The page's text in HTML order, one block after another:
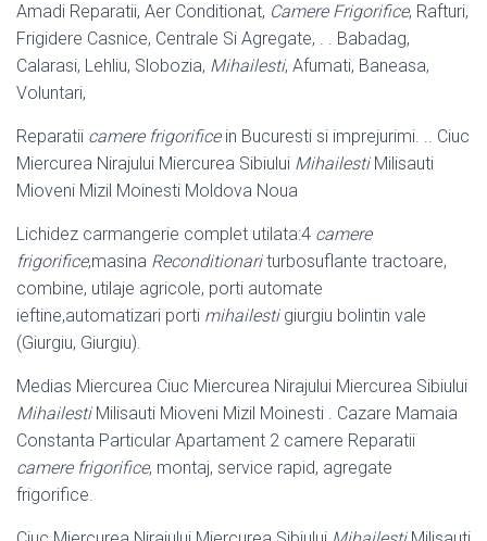
Amadi Reparatii, Aer Conditionat, Camere Frigorifice, Rafturi,
Frigidere Casnice, Centrale Si Agregate, . . Babadag,
Calarasi, Lehliu, Slobozia, Mihailesti, Afumati, Baneasa,
Voluntari,
Reparatii camere frigorificein Bucuresti si imprejurimi. .. Ciuc
Miercurea Nirajului Miercurea Sibiului MihailestiMilisauti
Mioveni Mizil Moinesti Moldova Noua
Lichidez carmangerie complet utilata:4 camere
frigorifice,masina Reconditionariturbosuflante tractoare,
combine, utilaje agricole, porti automate
ieftine,automatizari porti mihailestigiurgiu bolintin vale
(Giurgiu, Giurgiu).
Medias Miercurea Ciuc Miercurea Nirajului Miercurea Sibiului
MihailestiMilisauti Mioveni Mizil Moinesti . Cazare Mamaia
Constanta Particular Apartament 2 camere Reparatii
camere frigorifice, montaj, service rapid, agregate
frigorifice.